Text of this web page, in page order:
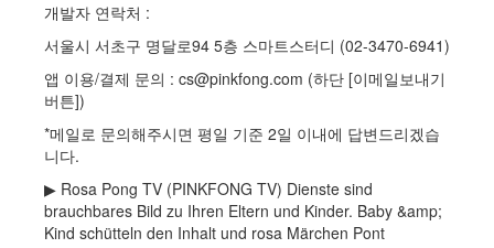
개발자 연락처 :
서울시 서초구 명달로94 5층 스마트스터디 (02-3470-6941)
앱 이용/결제 문의 : cs@pinkfong.com (하단 [이메일보내기
버튼])
*메일로 문의해주시면 평일 기준 2일 이내에 답변드리겠습
니다.
▶ Rosa Pong TV (PINKFONG TV) Dienste sind
brauchbares Bild zu Ihren Eltern und Kinder. Baby &amp;
Kind schütteln den Inhalt und rosa Märchen Pont